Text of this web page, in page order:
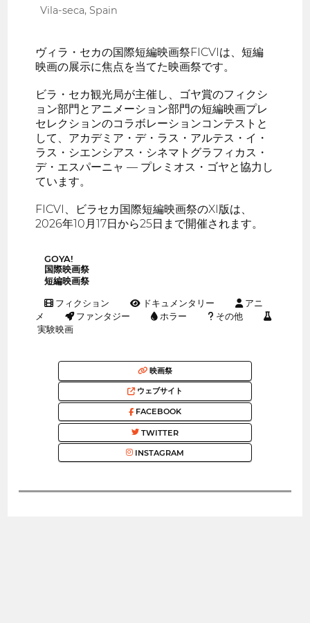
Vila-seca, Spain
ヴィラ・セカの国際短編映画祭FICVIは、短編
映画の展示に焦点を当てた映画祭です。
ビラ・セカ観光局が主催し、ゴヤ賞のフィクシ
ョン部門とアニメーション部門の短編映画プレ
セレクションのコラボレーションコンテストと
して、アカデミア・デ・ラス・アルテス・イ・
ラス・シエンシアス・シネマトグラフィカス・
デ・エスパーニャ — プレミオス・ゴヤと協力し
ています。
FICVI、ビラセカ国際短編映画祭のXI版は、
2026年10月17日から25日まで開催されます。
GOYA!
国際映画祭
短編映画祭
フィクション ドキュメンタリー
アニ
メ
ファンタジー ホラー
その他
実験映画
映画祭
ウェブサイト
FACEBOOK
TWITTER
INSTAGRAM